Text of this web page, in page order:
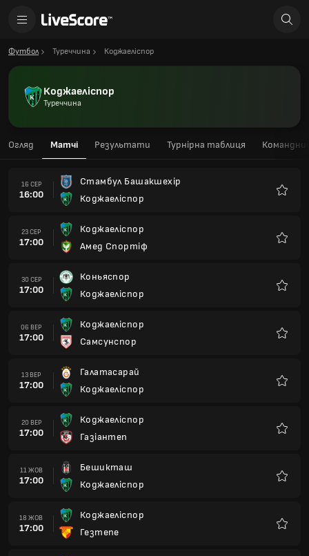
Футбол Туреччина Коджаеліспор
Коджаеліспор
Туреччина
Огляд Матчі Результати Турнірна таблиця
16 СЕР
16:00
Стамбул Башакшехір
Коджаеліспор
23 СЕР
17:00
Коджаеліспор
Амед Спортіф
30 СЕР
17:00
Коньяспор
Коджаеліспор
06 ВЕР
17:00
Коджаеліспор
Самсунспор
13 ВЕР
17:00
Галатасарай
Коджаеліспор
20 ВЕР
17:00
Коджаеліспор
Газіантеп
11 ЖОВ
17:00
Бешикташ
Коджаеліспор
18 ЖОВ
17:00
Коджаеліспор
Гезтепе